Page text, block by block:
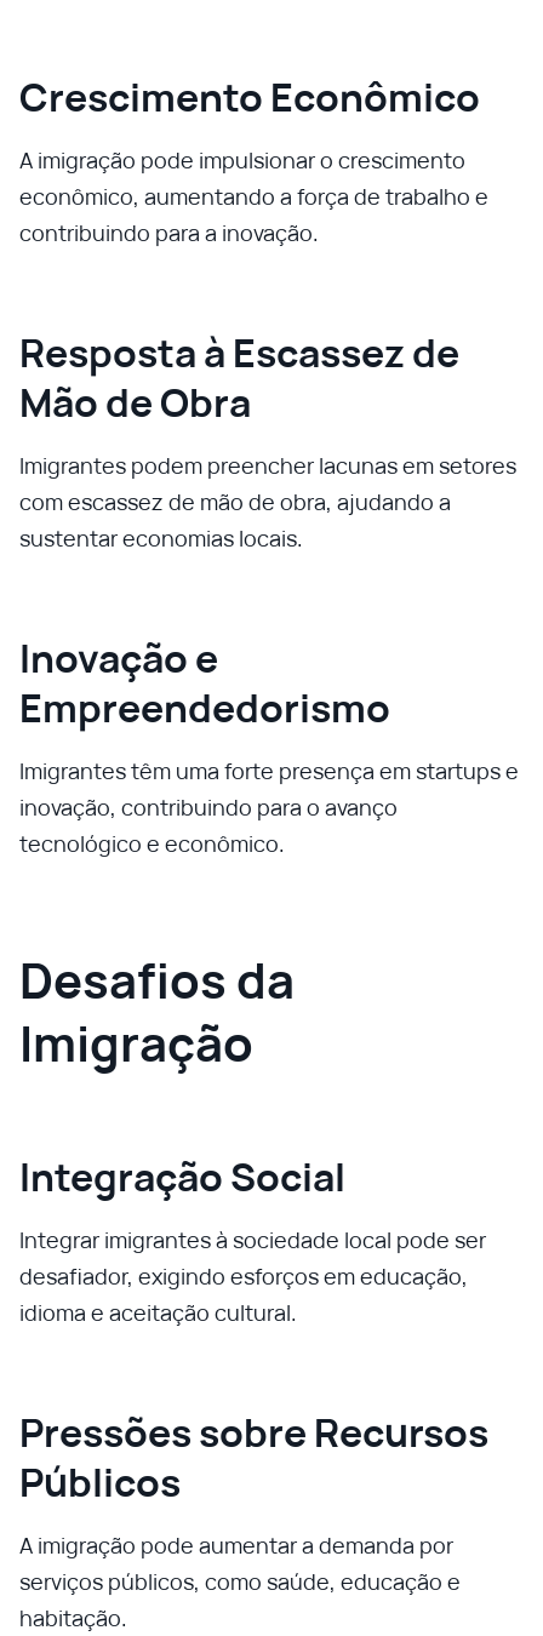
Crescimento Econômico
A imigração pode impulsionar o crescimento
econômico, aumentando a força de trabalho e
contribuindo para a inovação.
Resposta à Escassez de
Mão de Obra
Imigrantes podem preencher lacunas em setores
com escassez de mão de obra, ajudando a
sustentar economias locais.
Inovação e
Empreendedorismo
Imigrantes têm uma forte presença em startups e
inovação, contribuindo para o avanço
tecnológico e econômico.
Desafios da
Imigração
Integração Social
Integrar imigrantes à sociedade local pode ser
desafiador, exigindo esforços em educação,
idioma e aceitação cultural.
Pressões sobre Recursos
Públicos
A imigração pode aumentar a demanda por
serviços públicos, como saúde, educação e
habitação.